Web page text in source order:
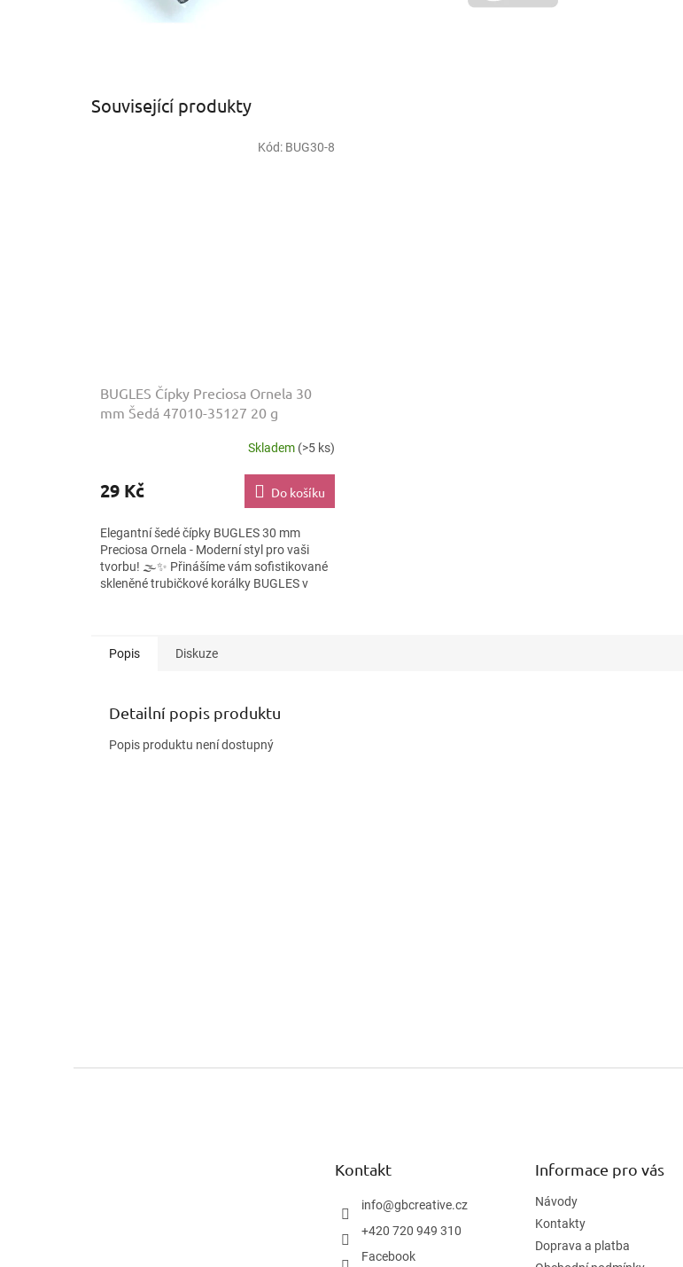
Související produkty
BUGLES Čípky Preciosa Ornela 30
mm Šedá 47010-35127 20 g
Skladem (>5 ks)
29 Kč Do košíku
Elegantní šedé čípky BUGLES 30 mm
Preciosa Ornela - Moderní styl pro vaši
tvorbu! 🌫️✨ Přinášíme vám sofistikované
skleněné trubičkové korálky BUGLES v
Kód: BUG30-8
Popis Diskuze
Detailní popis produktu
Popis produktu není dostupný
Kontakt
info@gbcreative.cz
+420 720 949 310
Facebook
Informace pro vás
Návody
Kontakty
Doprava a platba